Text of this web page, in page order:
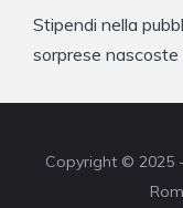
Stipendi nella
sorprese
Copyright © 2025